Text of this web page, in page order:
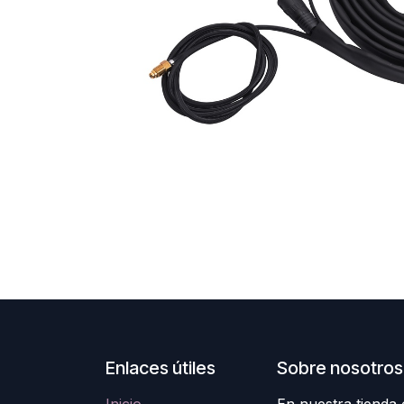
Enlaces útiles Sobre nosotros